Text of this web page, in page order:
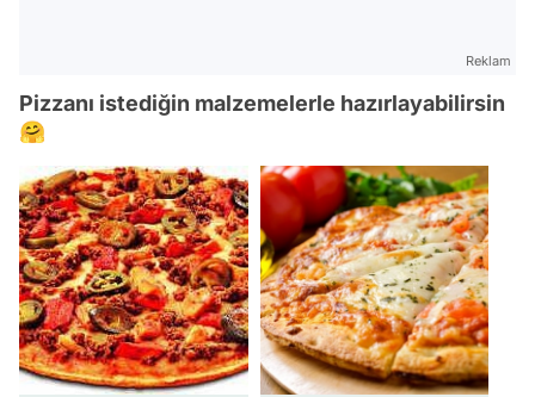
Reklam
Pizzanı istediğin malzemelerle hazırlayabilirsin
🤗